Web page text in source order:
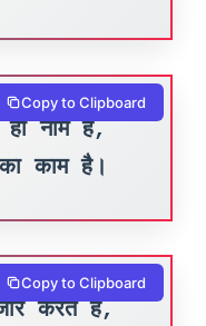
ही नाम है,
काम है।
Copy to Clipboard
करते हैं,
Copy to Clipboard